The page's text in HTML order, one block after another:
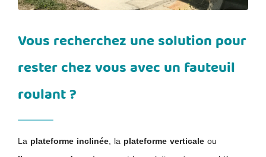
Vous recherchez une solution pour
rester chez vous avec un fauteuil
roulant ?
La plateforme inclinée, la plateforme verticale ou